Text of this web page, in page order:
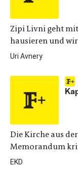
Zipi Livni geht
hausieren und
Uri Avnery
Die Kirche aus
Memorandum
EKD